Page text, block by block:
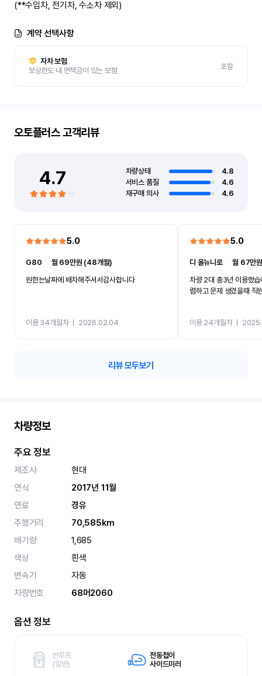
(**수입차, 전기차, 수소차 제외)
계약 선택사항
자차 보험
보상한도 내 면책금이 있는 보험
포함
오토플러스고객리뷰
4.7 차량상태
4.8
서비스 품질
4.6
재구매 의사
4.6
5.0
G80
월 69만원 (48개월)
원한는날짜에 배차해주셔서감사합니다
이용 34개월차ㅣ 2026.02.04
5.0
디 올뉴니로ㅣ월 67만
차량 2대 총3년 이용했
렴하고 문제 생겼을때 직
이용 24개월차ㅣ
리뷰 모두보기
차량정보
주요 정보
제조사
현대
연식
2017년 11월
연료
경유
주행거리
70,585km
배기량
1,685
색상
흰색
변속기
자동
차량번호
68머2060
옵션 정보
썬루프
(일반)
전동접이
사이드미러